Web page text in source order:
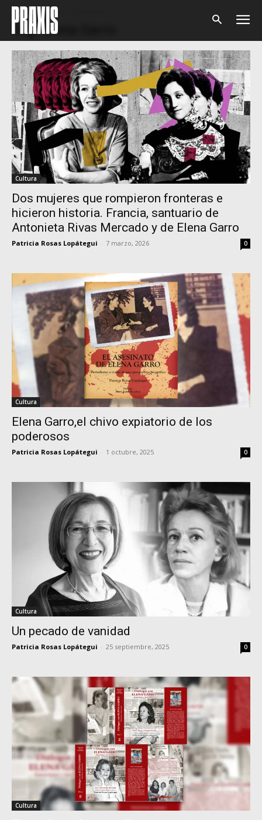
Home Tags
Tag: Elena Garro
Cultura
Dos mujeres que rompieron fronteras e
hicieron historia. Francia, santuario de
Antonieta Rivas Mercado y de Elena Garro
Patricia Rosas Lopátegui 7 marzo, 2026 0
Cultura
Elena Garro,el chivo expiatorio de los
poderosos
Patricia Rosas Lopátegui 1 octubre, 2025 0
Cultura
Un pecado de vanidad
Patricia Rosas Lopátegui 25 septiembre, 2025 0
Cultura